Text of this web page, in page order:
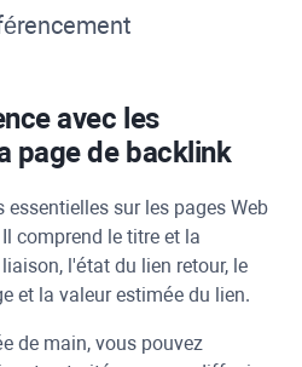
avec les
page de backlink
sur les pages Web
comprend le titre et la
l'état du lien retour, le
et la valeur estimée du lien.
de main, vous pouvez